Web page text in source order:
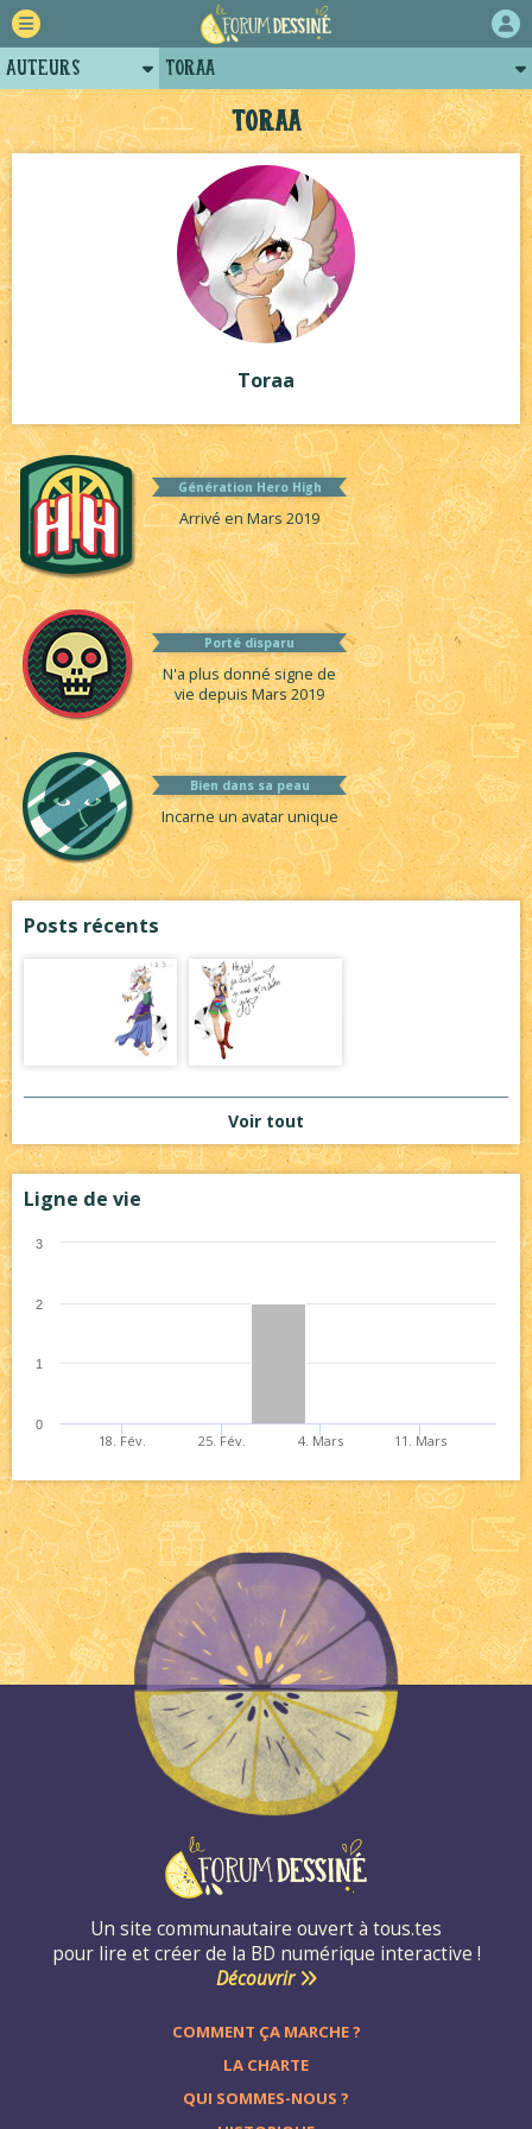
Toraa
Toraa
Génération Hero High
Arrivé en Mars 2019
Porté disparu
N'a plus donné signe de
vie depuis Mars 2019
Bien dans sa peau
Incarne un avatar unique
Posts récents
Voir tout
Ligne de vie
18. Fév. 25. Fév. 4. Mars 11. Mars
0
1
2
3
Un site communautaire ouvert à tous.tes
pour lire et créer de la BD numérique interactive !
Découvrir
COMMENT ÇA MARCHE ?
LA CHARTE
QUI SOMMES-NOUS ?
Auteurs
Retour
Forum
Projets
Tutoriels
Toraa
Posts de toraa